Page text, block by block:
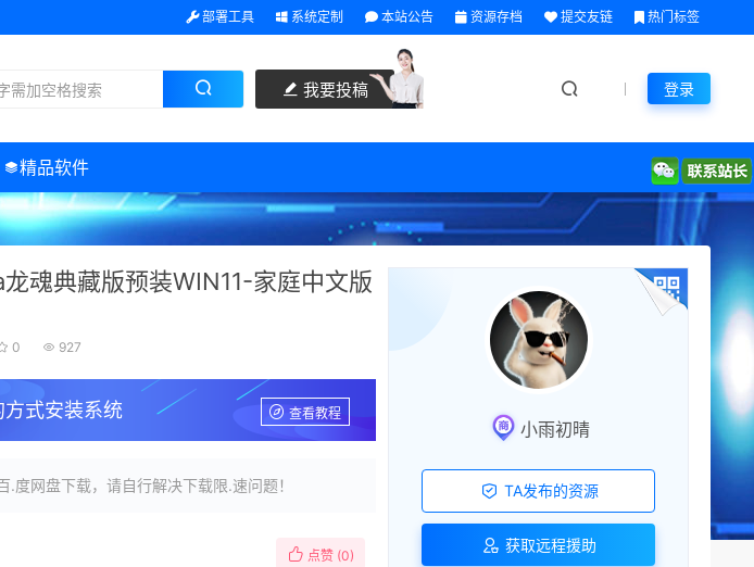
部署工具 系统定制 本站公告 资源存档 提交友链 热门标签
我要投稿 登录
精品软件
魂典藏版预装WIN11-家庭中文版
0 927
式安装系统 查看教程
.度网盘下载，请自行解决下载限.速问题！
点赞 (0)
小雨初晴
TA发布的资源
获取远程援助